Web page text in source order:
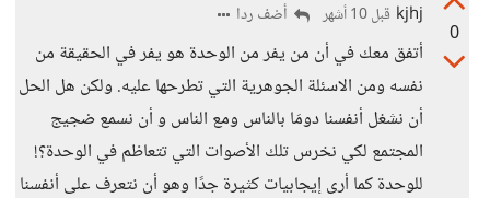
0
kjhj قبل 10 أشهر أضف ردا
أتفق معك في أن من يفر من الوحدة هو يفر في الحقيقة من
نفسه ومن الاسئلة الجوهرية التي تطرحها عليه. ولكن هل الحل
أن نشغل أنفسنا دومَا بالناس ومع الناس و أن نسمع ضجيج
المجتمع لكي نخرس تلك الأصوات التي تتعاظم في الوحدة؟!
للوحدة كما أرى إيجابيات كثيرة جدًا وهو أن نتعرف على أنفسنا